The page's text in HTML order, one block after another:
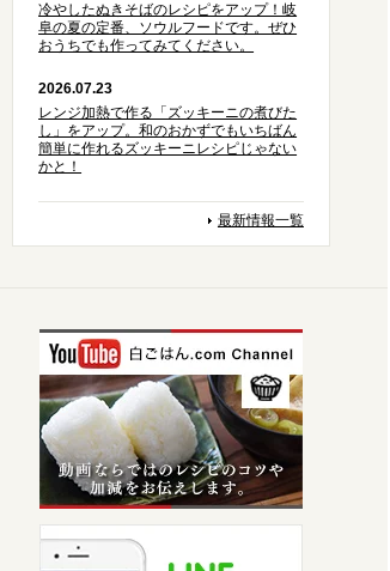
冷やしたぬきそばのレシピをアップ！岐
阜の夏の定番、ソウルフードです。ぜひ
おうちでも作ってみてください。
2026.07.23
レンジ加熱で作る「ズッキーニの煮びた
し」をアップ。和のおかずでもいちばん
簡単に作れるズッキーニレシピじゃない
かと！
最新情報一覧